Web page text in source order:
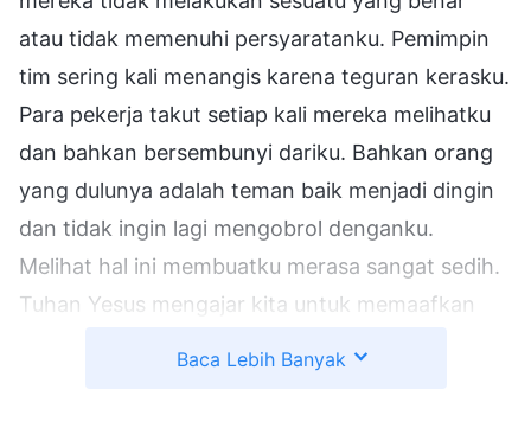
atau tidak memenuhi persyaratanku. Pemimpin
tim sering kali menangis karena teguran kerasku.
Para pekerja takut setiap kali mereka melihatku
dan bahkan bersembunyi dariku. Bahkan orang
yang dulunya adalah teman baik menjadi dingin
dan tidak ingin lagi mengobrol denganku.
Melihat hal ini membuatku merasa sangat sedih.
Tuhan Yesus mengajar kita untuk memaafkan
mengasihi sesama kita seperti diri kita sendiri.
Baca Lebih Banyak